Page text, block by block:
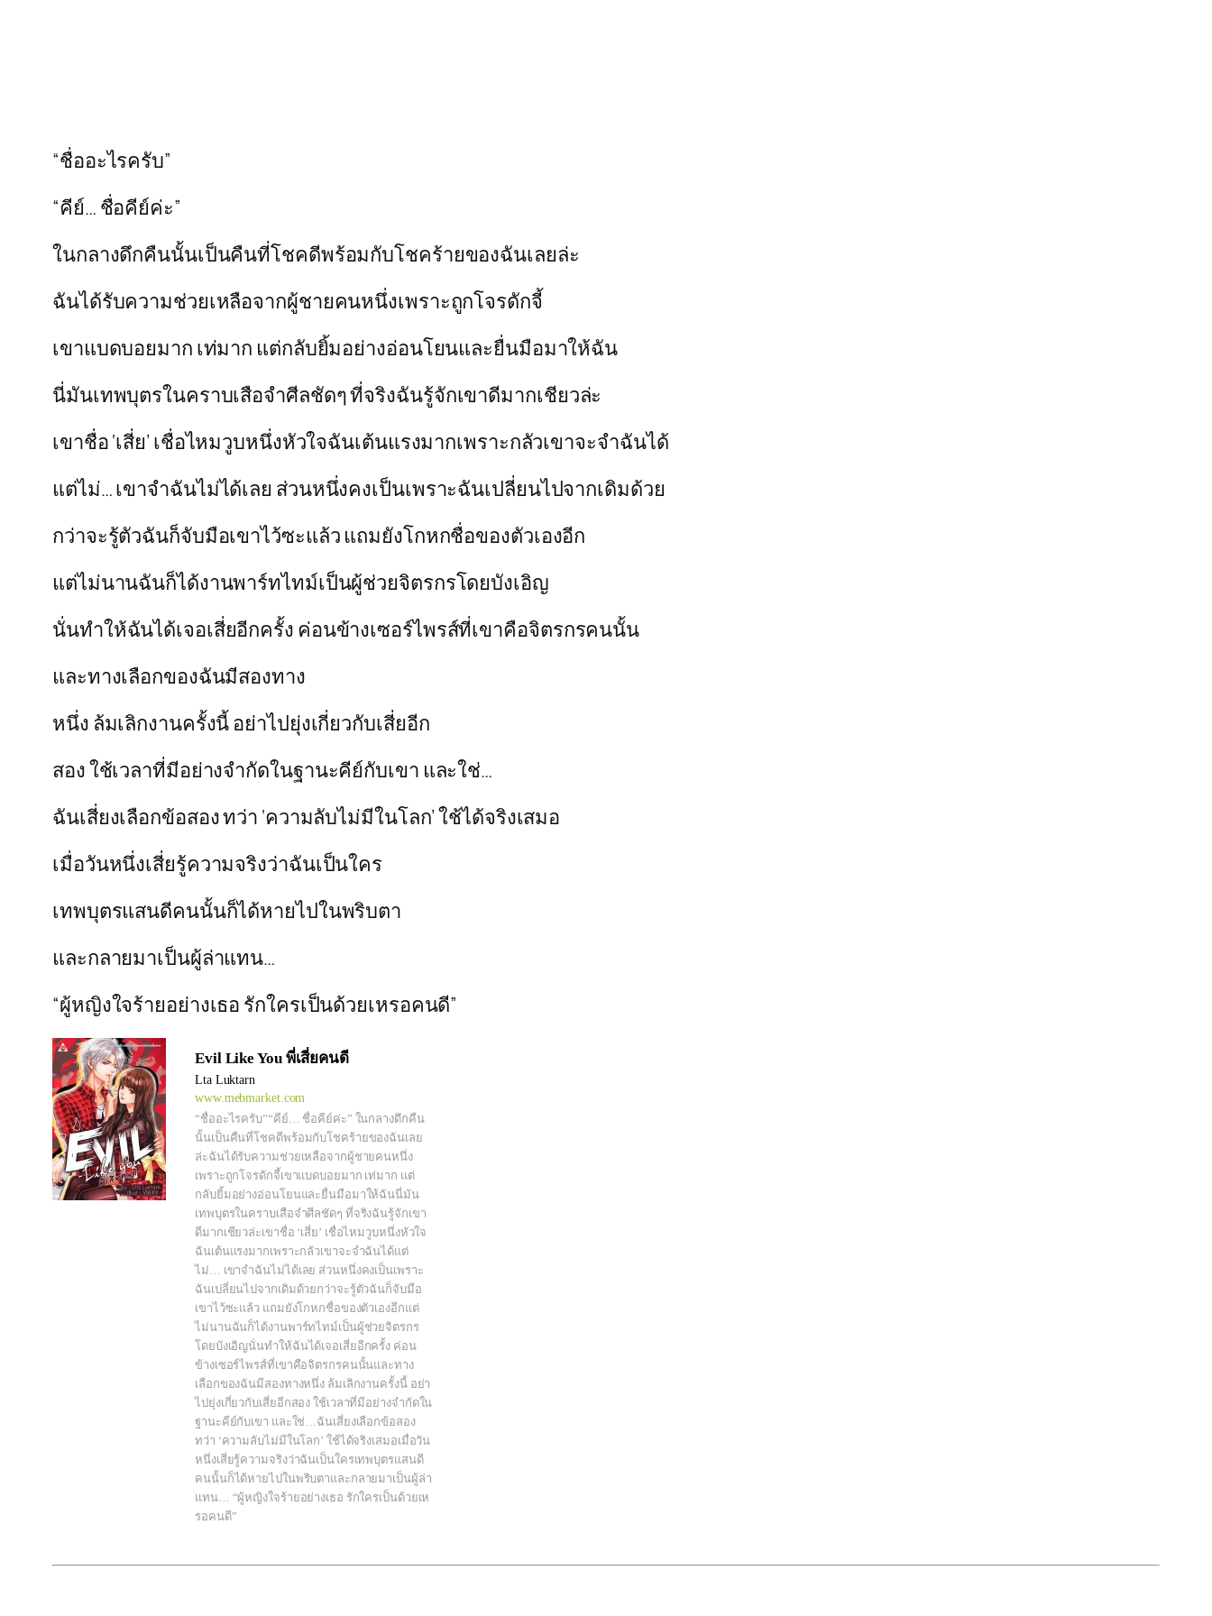
“ชื่ออะไรครับ”
“คีย์… ชื่อคีย์ค่ะ”
ในกลางดึกคืนนั้นเป็นคืนที่โชคดีพร้อมกับโชคร้ายของฉันเลยล่ะ
ฉันได้รับความช่วยเหลือจากผู้ชายคนหนึ่งเพราะถูกโจรดักจี้
เขาแบดบอยมาก เท่มาก แต่กลับยิ้มอย่างอ่อนโยนและยื่นมือมาให้ฉัน
นี่มันเทพบุตรในคราบเสือจำศีลชัดๆ ที่จริงฉันรู้จักเขาดีมากเชียวล่ะ
เขาชื่อ ‘เสี่ย’ เชื่อไหมวูบหนึ่งหัวใจฉันเต้นแรงมากเพราะกลัวเขาจะจำฉันได้
แต่ไม่… เขาจำฉันไม่ได้เลย ส่วนหนึ่งคงเป็นเพราะฉันเปลี่ยนไปจากเดิมด้วย
กว่าจะรู้ตัวฉันก็จับมือเขาไว้ซะแล้ว แถมยังโกหกชื่อของตัวเองอีก
แต่ไม่นานฉันก็ได้งานพาร์ทไทม์เป็นผู้ช่วยจิตรกรโดยบังเอิญ
นั่นทำให้ฉันได้เจอเสี่ยอีกครั้ง ค่อนข้างเซอร์ไพรส์ที่เขาคือจิตรกรคนนั้น
และทางเลือกของฉันมีสองทาง
หนึ่ง ล้มเลิกงานครั้งนี้ อย่าไปยุ่งเกี่ยวกับเสี่ยอีก
สอง ใช้เวลาที่มีอย่างจำกัดในฐานะคีย์กับเขา และใช่…
ฉันเสี่ยงเลือกข้อสอง ทว่า ‘ความลับไม่มีในโลก’ ใช้ได้จริงเสมอ
เมื่อวันหนึ่งเสี่ยรู้ความจริงว่าฉันเป็นใคร
เทพบุตรแสนดีคนนั้นก็ได้หายไปในพริบตา
และกลายมาเป็นผู้ล่าแทน…
“ผู้หญิงใจร้ายอย่างเธอ รักใครเป็นด้วยเหรอคนดี”
Evil Like You พี่เสี่ยคนดี
Lta Luktarn
www.mebmarket.com
“ชื่ออะไรครับ”“คีย์… ชื่อคีย์ค่ะ” ในกลางดึกคืน
นั้นเป็นคืนที่โชคดีพร้อมกับโชคร้ายของฉันเลย
ล่ะฉันได้รับความช่วยเหลือจากผู้ชายคนหนึ่ง
เพราะถูกโจรดักจี้เขาแบดบอยมาก เท่มาก แต่
กลับยิ้มอย่างอ่อนโยนและยื่นมือมาให้ฉันนี่มัน
เทพบุตรในคราบเสือจำศีลชัดๆ ที่จริงฉันรู้จักเขา
ดีมากเชียวล่ะเขาชื่อ ‘เสี่ย’ เชื่อไหมวูบหนึ่งหัวใจ
ฉันเต้นแรงมากเพราะกลัวเขาจะจำฉันได้แต่
ไม่… เขาจำฉันไม่ได้เลย ส่วนหนึ่งคงเป็นเพราะ
ฉันเปลี่ยนไปจากเดิมด้วยกว่าจะรู้ตัวฉันก็จับมือ
เขาไว้ซะแล้ว แถมยังโกหกชื่อของตัวเองอีกแต่
ไม่นานฉันก็ได้งานพาร์ทไทม์เป็นผู้ช่วยจิตรกร
โดยบังเอิญนั่นทำให้ฉันได้เจอเสี่ยอีกครั้ง ค่อน
ข้างเซอร์ไพรส์ที่เขาคือจิตรกรคนนั้นและทาง
เลือกของฉันมีสองทางหนึ่ง ล้มเลิกงานครั้งนี้ อย่า
ไปยุ่งเกี่ยวกับเสี่ยอีกสอง ใช้เวลาที่มีอย่างจำกัดใน
ฐานะคีย์กับเขา และใช่…ฉันเสี่ยงเลือกข้อสอง
ทว่า ‘ความลับไม่มีในโลก’ ใช้ได้จริงเสมอเมื่อวัน
หนึ่งเสี่ยรู้ความจริงว่าฉันเป็นใครเทพบุตรแสนดี
คนนั้นก็ได้หายไปในพริบตาและกลายมาเป็นผู้ล่า
แทน… “ผู้หญิงใจร้ายอย่างเธอ รักใครเป็นด้วยเห
รอคนดี”